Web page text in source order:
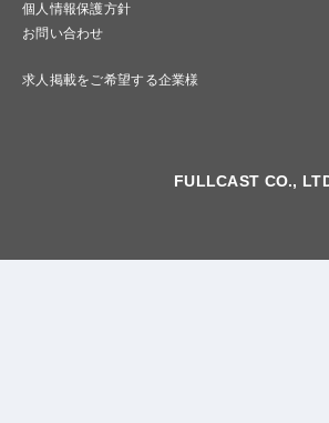
個人情報保護方針
お問い合わせ
求人掲載をご希望する企業様
FULLCAST CO.,